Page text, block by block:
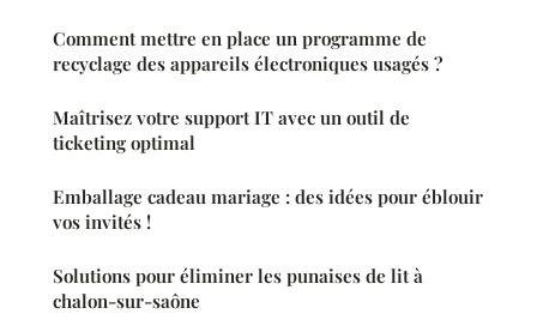
Comment mettre en place un programme de
recyclage des appareils électroniques usagés ?
Maîtrisez votre support IT avec un outil de
ticketing optimal
Emballage cadeau mariage : des idées pour éblouir
vos invités !
Solutions pour éliminer les punaises de lit à
chalon-sur-saône